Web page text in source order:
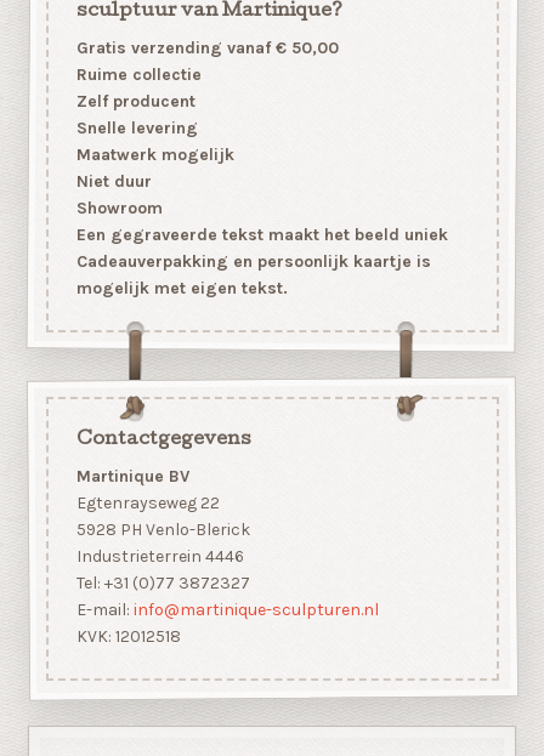
sculptuur van Martinique?
Gratis verzending vanaf € 50,00
Ruime collectie
Zelf producent
Snelle levering
Maatwerk mogelijk
Niet duur
Showroom
Een gegraveerde tekst maakt het beeld uniek
Cadeauverpakking en persoonlijk kaartje is
mogelijk met eigen tekst.
Contactgegevens
Martinique BV
Egtenrayseweg 22
5928 PH Venlo-Blerick
Industrieterrein 4446
Tel: +31 (0)77 3872327
E-mail: info@martinique-sculpturen.nl
KVK: 12012518